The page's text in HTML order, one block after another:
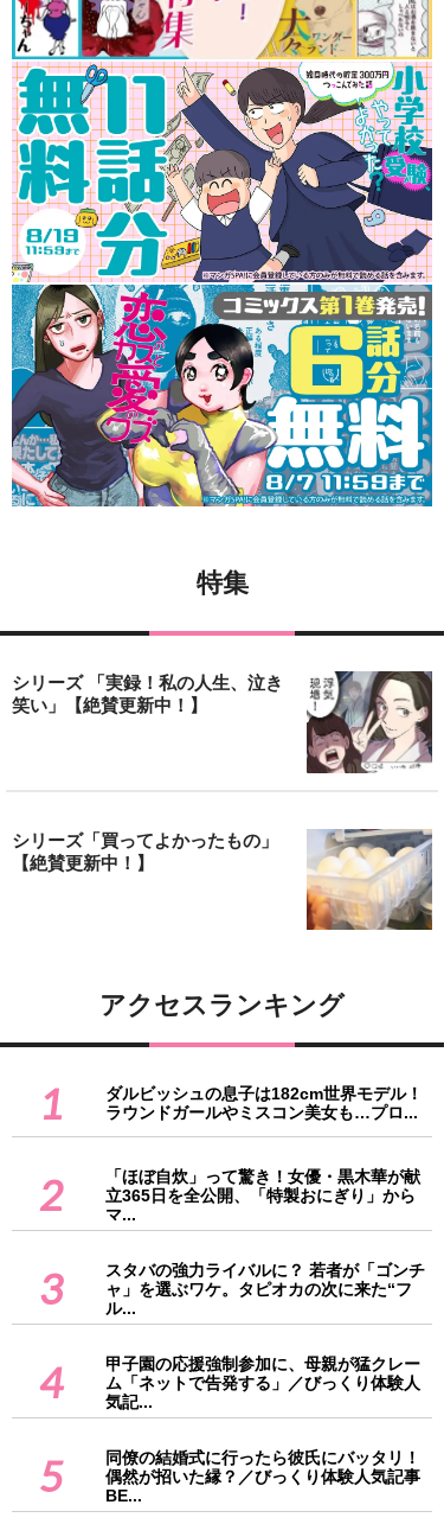
特集
シリーズ 「実録！私の人生、泣き
笑い」【絶賛更新中！】
シリーズ「買ってよかったもの」
【絶賛更新中！】
アクセスランキング
1
ダルビッシュの息子は182cm世界モデル！
ラウンドガールやミスコン美女も…プロ...
2
「ほぼ自炊」って驚き！女優・黒木華が献
立365日を全公開、「特製おにぎり」から
マ...
3
スタバの強力ライバルに？ 若者が「ゴンチ
ャ」を選ぶワケ。タピオカの次に来た“フ
ル...
4
甲子園の応援強制参加に、母親が猛クレー
ム「ネットで告発する」／びっくり体験人
気記...
5
同僚の結婚式に行ったら彼氏にバッタリ！
偶然が招いた縁？／びっくり体験人気記事
BE...